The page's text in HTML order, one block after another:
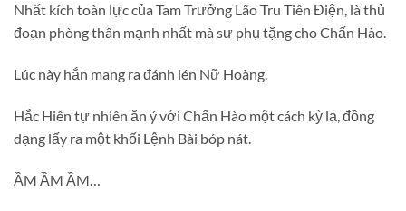
Nhất kích toàn lực của Tam Trưởng Lão Tru Tiên Điện, là thủ
đoạn phòng thân mạnh nhất mà sư phụ tặng cho Chấn Hào.
Lúc này hắn mang ra đánh lén Nữ Hoàng.
Hắc Hiên tự nhiên ăn ý với Chấn Hào một cách kỳ lạ, đồng
dạng lấy ra một khối Lệnh Bài bóp nát.
ẦM ẦM ẦM…